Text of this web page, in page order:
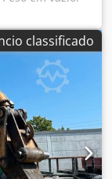
de vendas da
classificado